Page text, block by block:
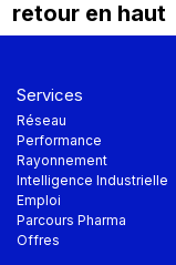
retour en haut
Services
Réseau
Performance
Rayonnement
Intelligence Industrielle
Emploi
Parcours Pharma
Offres